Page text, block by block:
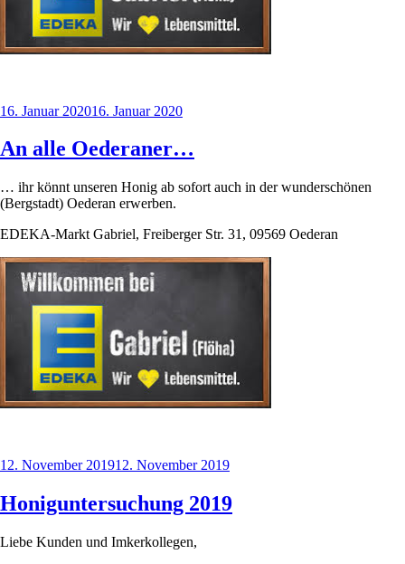
Veröffentlicht
16. Januar 202016. Januar 2020
An alle Oederaner…
… ihr könnt unseren Honig ab sofort auch in der wunderschönen
(Bergstadt) Oederan erwerben.
EDEKA-Markt Gabriel, Freiberger Str. 31, 09569 Oederan
Veröffentlicht
12. November 201912. November 2019
Honiguntersuchung 2019
Liebe Kunden und Imkerkollegen,